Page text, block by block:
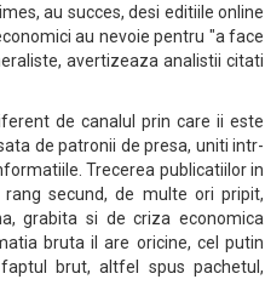
au succes, desi editiile online
au nevoie pentru "a face
avertizeaza analistii citati
de canalul prin care ii este
de patronii de presa, uniti intr-
Trecerea publicatiilor in
secund, de multe ori pripit,
grabita si de criza economica
bruta il are oricine, cel putin
brut, altfel spus pachetul,